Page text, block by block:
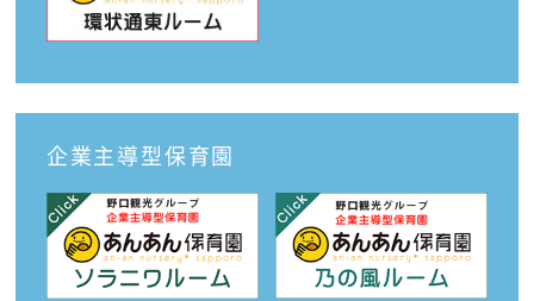
企業主導型保育園